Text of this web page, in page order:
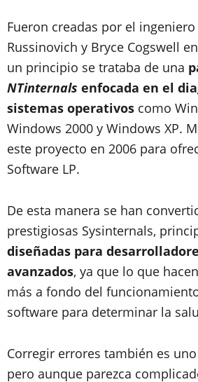
Fueron creadas por el
Russinovich y Bryce Cogswell
un principio se trataba de una
NTinternals enfocada en el
sistemas operativos como
Windows 2000 y Windows XP.
este proyecto en 2006 para
Software LP.
De esta manera se han
prestigiosas Sysinternals,
diseñadas para
avanzados, ya que lo que
más a fondo del
software para determinar la
Corregir errores también es
pero aunque parezca